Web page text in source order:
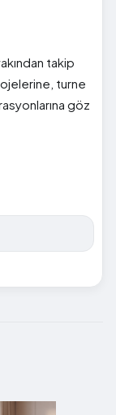
takip
turne
göz